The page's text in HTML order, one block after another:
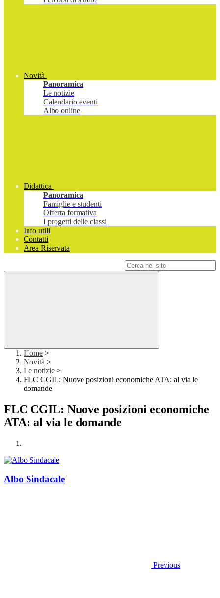
Novità
Panoramica
Le notizie
Calendario eventi
Albo online
Didattica
Panoramica
Famiglie e studenti
Offerta formativa
I progetti delle classi
Info utili
Contatti
Area Riservata
Home >
Novità >
Le notizie >
FLC CGIL: Nuove posizioni economiche ATA: al via le
domande
FLC CGIL: Nuove posizioni economiche
ATA: al via le domande
Albo Sindacale
Previous